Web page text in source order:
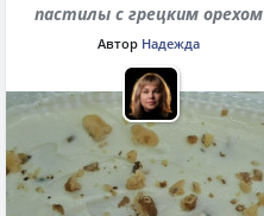
пастилы с грецким орехом
Автор Надежда